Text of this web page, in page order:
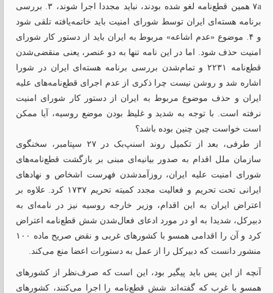
۷a همین قطع‌نامه لغو شده بودند، نباید مجددا اجرا ‌شوند، ۳. بررسی
برنامه هسته‌ای ایران توسط شورای امنیت باید خاتمه‌یافته تلقی ‌شود
و ۴. موضوع «عدم اشاعه» مربوط به ایران باید از دستور کار شورای
امنیت حذف ‌شود. اما در این نامه تنها به دو عنصر، یعنی منقضی‌شدن
قطع‌نامه ۲۲۳۱ و تمام‌شدن بررسی برنامه هسته‌ای ایران در شورا
اشاره شد و روشن نیست چرا ذکری از عدم اجرای قطع‌نامه‌های علیه
ایران و حذف موضوع مربوط به ایران از دستور کار شورای امنیت
نرفته است. با توجه به شدید و غلیظ ‌بودن موضع روسیه، آیا ممکن
است خواست چین چنین بوده باشد؟
از طرفی، بعد از تکمیل روند اسنپ‌بک در ۲۷ سپتامبر، سخنگوی
سازمان ملل اقدام به صدور بیانیه‌ای مبنی بر بازگشت قطع‌نامه‌های
شورای امنیت علیه ایران، روزآمد‌شدن فهرست اشخاص و نهادهای
ایرانی تحت تحریم و فعالیت مجدد کمیته تحریم ۱۷۳۷ کرد. علاوه بر
اعتراض ایران به این اقدام، وزیر خارجه روسیه نیز در نامه‌ای به
دبیرکل، شدیدا به او در مورد ادعای فعال‌شدن شش قطع‌نامه اعتراض
کرد و آن را اقدامی همسو با کشورهای غربی و نقض صریح ماده ۱۰۰
منشور دانست که دبیرکل را از عمل به دستورات اعضا منع می‌کند.
آنچه ‌از این پس باید پیگیر بود، این است که صرف‌نظر از کشورهای
همسو با غرب که گفته‌اند شش قطع‌نامه را اجرا می‌کنند، کشورهای